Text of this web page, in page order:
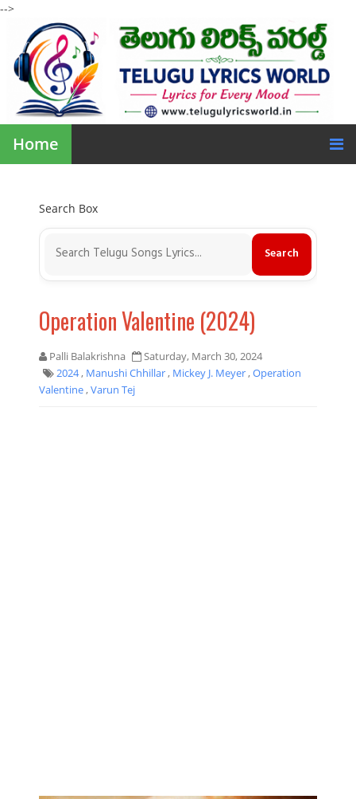
-->
Home
Search Box
Operation Valentine (2024)
Palli Balakrishna
Saturday, March 30, 2024
2024, Manushi Chhillar, Mickey J. Meyer,Operation
Valentine,Varun Tej